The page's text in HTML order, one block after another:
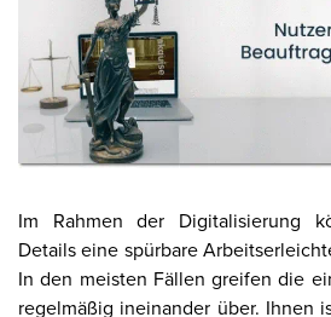
Im Rahmen der Digitalisierung
Details eine spürbare
In den meisten Fällen greifen die
regelmäßig ineinander über. Ihnen